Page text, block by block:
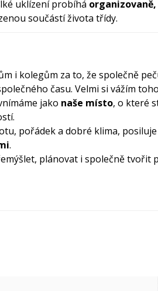
uklízení probíhá
součástí života třídy.
i kolegům za to, že společně
času. Velmi si vážím
jako naše místo, o které
pořádek a dobré klima,
.
plánovat i společně tvořit